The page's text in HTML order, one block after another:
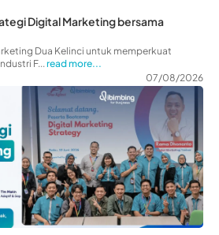
Digital Marketing bersama
Dua Kelinci untuk memperkuat
F...read more...
07/08/2026